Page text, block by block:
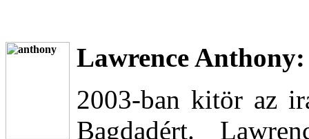
Lawrence
2003-ban kitör az
Bagdadért.